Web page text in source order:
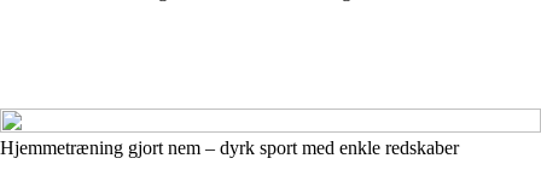
Hjemmetræning gjort nem – dyrk sport med enkle redskaber